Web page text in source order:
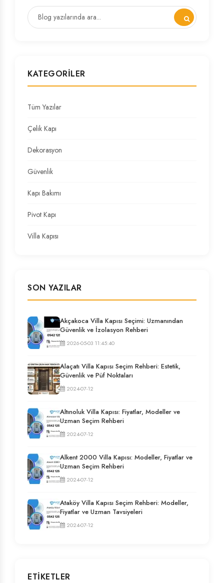
KATEGORILER
Tüm Yazılar
Çelik Kapı
Dekorasyon
Güvenlik
Kapı Bakımı
Pivot Kapı
Villa Kapısı
SON YAZILAR
Akçakoca Villa Kapısı Seçimi: Uzmanından
Güvenlik ve İzolasyon Rehberi
2026-05-03 11:45:40
Alaçatı Villa Kapısı Seçim Rehberi: Estetik,
Güvenlik ve Püf Noktaları
2024-07-12
Altınoluk Villa Kapısı: Fiyatlar, Modeller ve
Uzman Seçim Rehberi
2024-07-12
Alkent 2000 Villa Kapısı: Modeller, Fiyatlar ve
Uzman Seçim Rehberi
2024-07-12
Ataköy Villa Kapısı Seçim Rehberi: Modeller,
Fiyatlar ve Uzman Tavsiyeleri
2024-07-12
ETIKETLER